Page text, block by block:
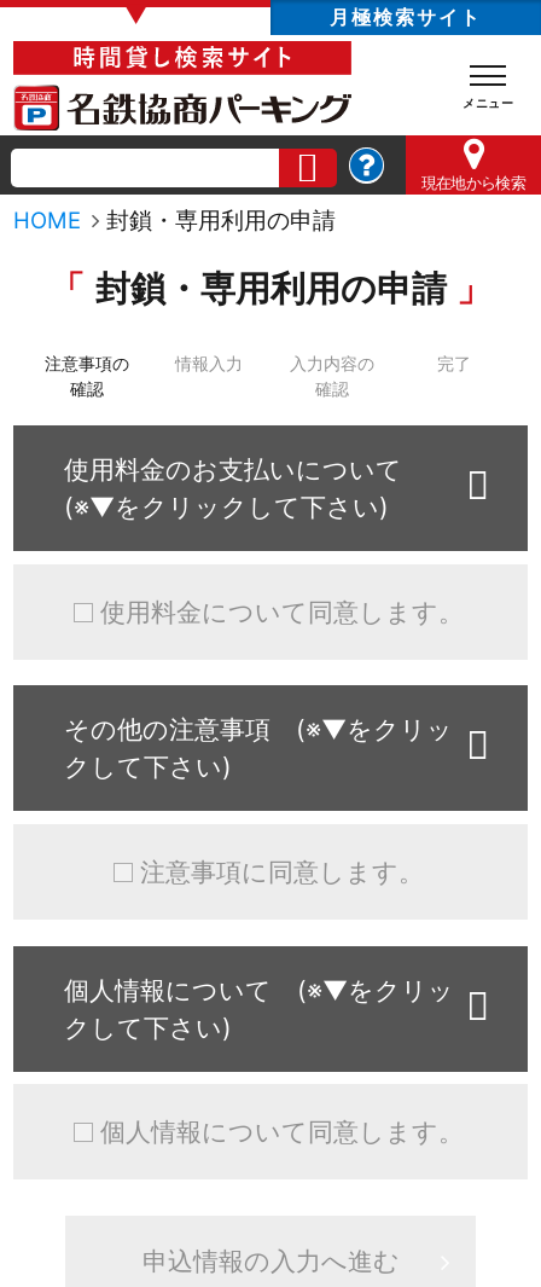
▼ 月極検索サイト
現在地から検索
HOME 封鎖・専用利用の申請
封鎖・専用利用の申請
注意事項の
確認
情報入力
入力内容の
確認
完了
使用料金のお支払いについて
(※▼をクリックして下さい)
使用料金について同意します。
その他の注意事項 (※▼をクリッ
クして下さい)
注意事項に同意します。
個人情報について (※▼をクリッ
クして下さい)
個人情報について同意します。